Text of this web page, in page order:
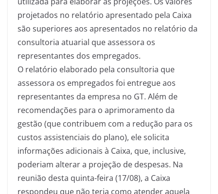
projetados no relatório apresentado pela Caixa
são superiores aos apresentados no relatório da
consultoria atuarial que assessora os
representantes dos empregados.
O relatório elaborado pela consultoria que
assessora os empregados foi entregue aos
representantes da empresa no GT. Além de
recomendações para o aprimoramento da
gestão (que contribuem com a redução para os
custos assistenciais do plano), ele solicita
informações adicionais à Caixa, que, inclusive,
poderiam alterar a projeção de despesas. Na
reunião desta quinta-feira (17/08), a Caixa
respondeu que não teria como atender aquela